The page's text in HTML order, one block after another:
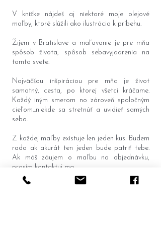
V knižke nájdeš aj niektoré moje olejové
maľby, ktoré slúžili ako ilustrácia k príbehu.
Žijem v Bratislave a maľovanie je pre mňa
spôsob života, spôsob sebavyjadrenia na
tomto svete.
Najväčšou inšpiráciou pre mňa je život
samotný, cesta, po ktorej všetci kráčame.
Každý iným smerom no zároveň spoločným
cieľom...niekde sa stretnúť a uvidieť samých
seba.
Z každej maľby existuje len jeden kus. Budem
rada ak akurát ten jeden bude patriť tebe.
Ak máš záujem o maľbu na objednávku,
prosím kontaktuj ma.